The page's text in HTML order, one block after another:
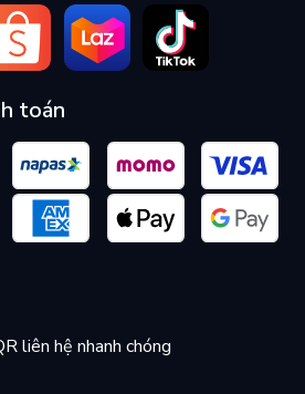
toán
liên hệ nhanh chóng